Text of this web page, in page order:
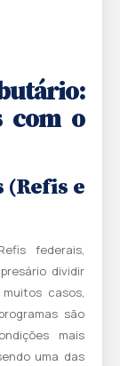
com o
(Refis e
federais,
dividir
casos,
são
mais
uma das